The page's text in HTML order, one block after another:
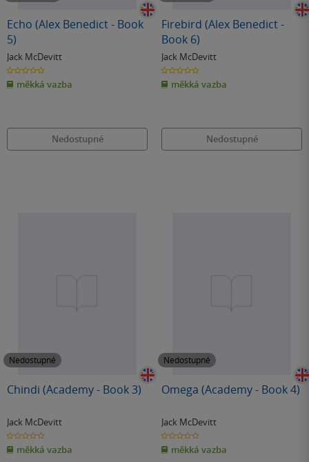
Echo (Alex Benedict - Book
5)
Jack McDevitt
0.0
z
5
hvězdiček
měkká vazba
Nedostupné
Firebird (Alex Benedict -
Book 6)
Jack McDevitt
0.0
z
5
hvězdiček
měkká vazba
Nedostupné
Nedostupné
Chindi (Academy - Book 3)
Jack McDevitt
0.0
z
5
hvězdiček
měkká vazba
Nedostupné
Omega (Academy - Book 4)
Jack McDevitt
0.0
z
5
hvězdiček
měkká vazba